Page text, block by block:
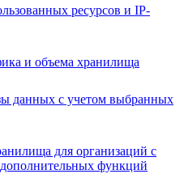
ресурсов и IP-
и объема хранилища
данных с учетом выбранных
для организаций с
функций